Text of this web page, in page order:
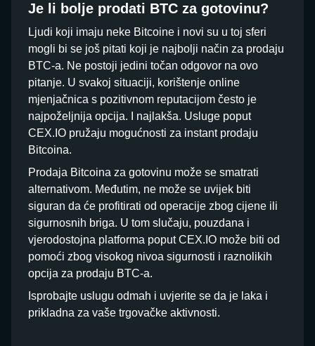
Je li bolje prodati BTC za gotovinu?
Ljudi koji imaju neke Bitcoine i novi su u toj sferi
mogli bi se još pitati koji je najbolji način za prodaju
BTC-a. Ne postoji jedini točan odgovor na ovo
pitanje. U svakoj situaciji, korištenje online
mjenjačnica s pozitivnom reputacijom često je
najpoželjnija opcija. I najlakša. Usluge poput
CEX.IO pružaju mogućnosti za instant prodaju
Bitcoina.
Prodaja Bitcoina za gotovinu može se smatrati
alternativom. Međutim, ne može se uvijek biti
siguran da će profitirati od operacije zbog cijene ili
sigurnosnih briga. U tom slučaju, pouzdana i
vjerodostojna platforma poput CEX.IO može biti od
pomoći zbog visokog nivoa sigurnosti i raznolikih
opcija za prodaju BTC-a.
Isprobajte uslugu odmah i uvjerite se da je laka i
prikladna za vaše trgovačke aktivnosti.